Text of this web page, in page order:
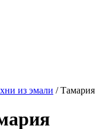
из эмали / Тамария